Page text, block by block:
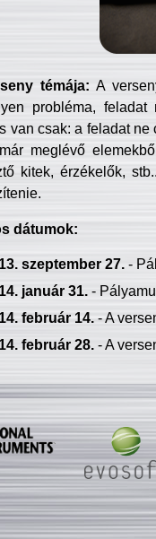
témája: A
probléma, feladat
van csak: a feladat
meglévő
kitek, érzékelők,
dátumok:
szeptember 27.-
január 31.-
február 14.- A
február 28.- A